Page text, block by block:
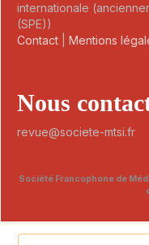
internationale
(SPE))
Contact
Mentions
Nous
revue@societe-mtsi.fr
Société Francophone de